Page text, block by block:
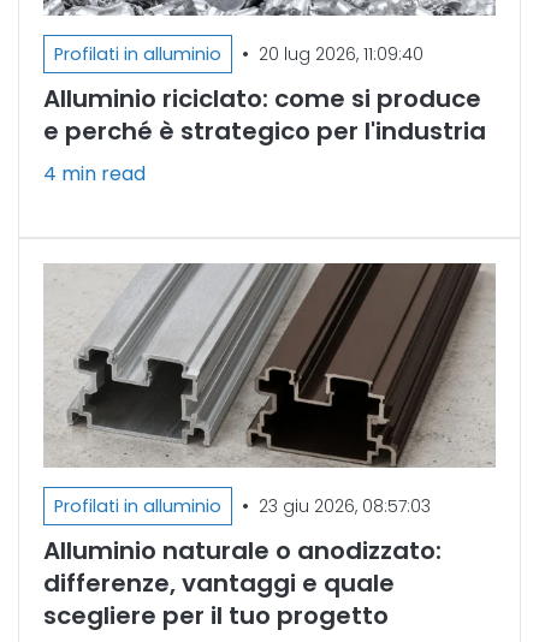
Profilati in alluminio • 20 lug 2026, 11:09:40
Alluminio riciclato: come si produce
e perché è strategico per l'industria
4 min read
Profilati in alluminio • 23 giu 2026, 08:57:03
Alluminio naturale o anodizzato:
differenze, vantaggi e quale
scegliere per il tuo progetto